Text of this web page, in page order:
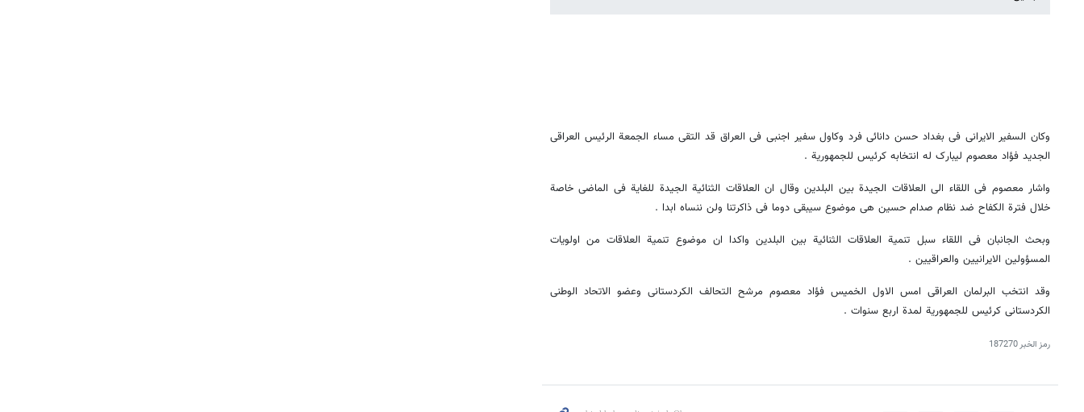
وکان السفیر الایرانی فی بغداد حسن دانائی فرد وکاول سفیر اجنبی فی العراق قد التقی مساء الجمعة الرئیس العراقی
الجدید فؤاد معصوم لیبارک له انتخابه کرئیس للجمهوریة .
واشار معصوم فی اللقاء الی العلاقات الجیدة بین البلدین وقال ان العلاقات الثنائیة الجیدة للغایة فی الماضی خاصة
خلال فترة الکفاح ضد نظام صدام حسین هی موضوع سیبقی دوما فی ذاکرتنا ولن ننساه ابدا .
وبحث الجانبان فی اللقاء سبل تنمیة العلاقات الثنائیة بین البلدین واکدا ان موضوع تنمیة العلاقات من اولویات
المسؤولین الایرانیین والعراقیین .
وقد انتخب البرلمان العراقی امس الاول الخمیس فؤاد معصوم مرشح التحالف الکردستانی وعضو الاتحاد الوطنی
الکردستانی کرئیس للجمهوریة لمدة اربع سنوات .
رمز الخبر187270